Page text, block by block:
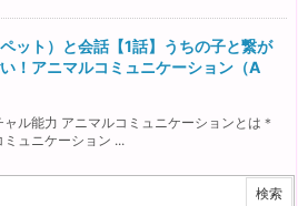
ット）と会話【1話】うちの子と繋が
！アニマルコミュニケーション（A
ャル能力 アニマルコミュニケーションとは＊
ミュニケーション ...